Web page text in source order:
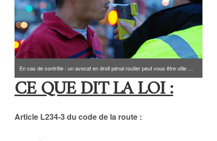
En cas de contrôle : un avocat en droit pénal routier peut vous être utile …
CE QUE DIT LA LOI :
Article L234-3 du code de la route :